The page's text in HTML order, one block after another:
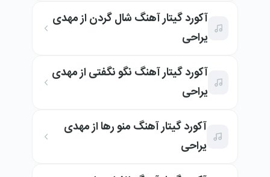
آکورد گیتار آهنگ شال گردن از مهدی
یراحی
آکورد گیتار آهنگ نگو نگفتی از مهدی
یراحی
آکورد گیتار آهنگ منو رها از مهدی
یراحی